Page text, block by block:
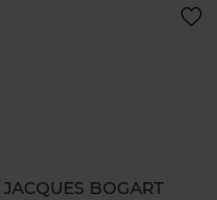
JACQUES BOGART